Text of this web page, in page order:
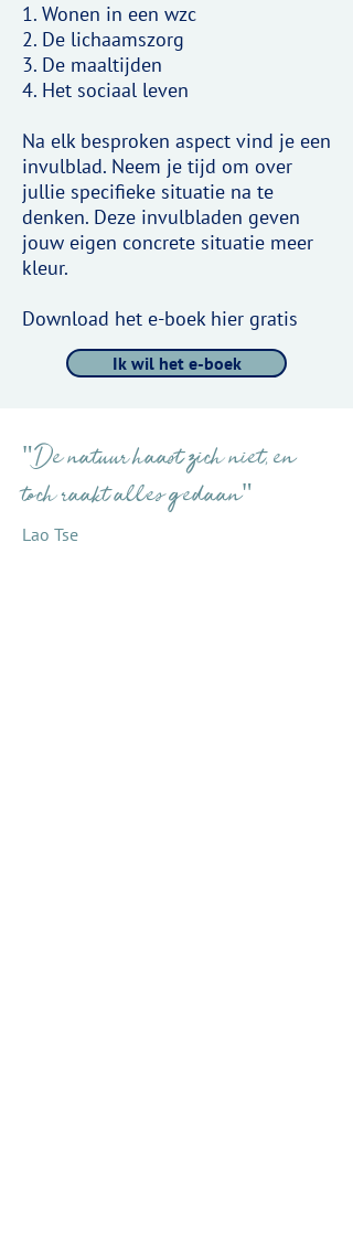
1. Wonen in een wzc
2. De lichaamszorg
3. De maaltijden
4. Het sociaal leven
Na elk besproken aspect vind je een
invulblad. Neem je tijd om over
jullie specifieke situatie na te
denken. Deze invulbladen geven
jouw eigen concrete situatie meer
kleur.
Download het e-boek hier gratis
Ik wil het e-boek
"De natuur haast zich niet, en
toch raakt alles gedaan"
Lao Tse